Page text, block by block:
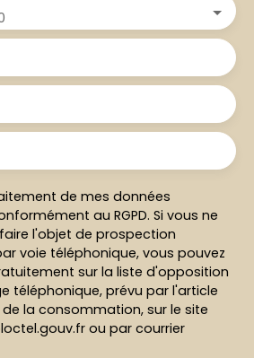
de mes données
au RGPD. Si vous ne
l'objet de prospection
voie téléphonique, vous pouvez
sur la liste d'opposition
téléphonique, prévu par l'article
de la consommation, sur le site
ou par courrier